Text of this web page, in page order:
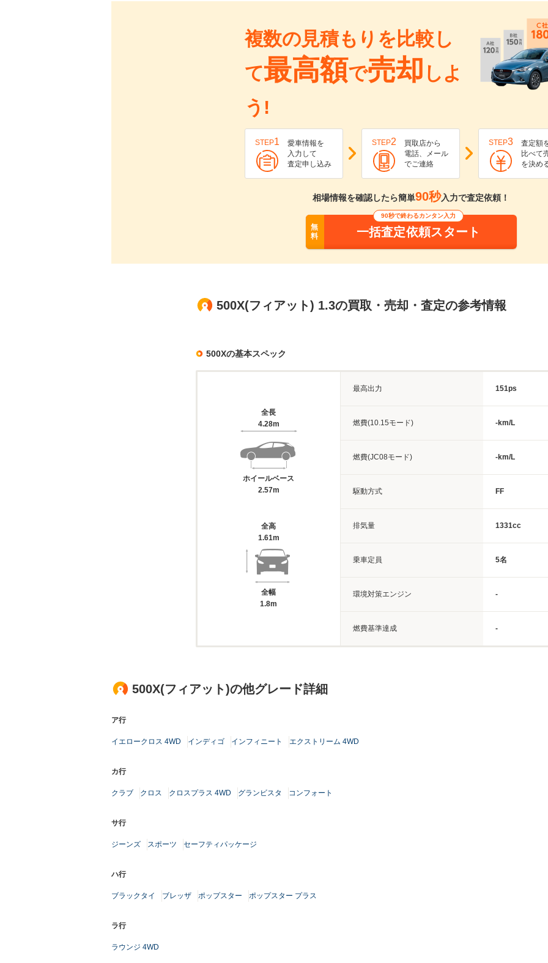
複数の見積もりを比較し
て最高額で売却 しよ
う!
STEP1
愛車情報を
入力して
査定申し込み
STEP2
買取店から
電話、メール
でご連絡
STEP3
査定額
比べて
を決め
相場情報を確認したら簡単90秒入力で査定依頼！
無
料
90秒で終わるカンタン入力
一括査定依頼スタート
500X(フィアット) 1.3の買取・売却・査定の参考情報
500Xの基本スペック
全長
4.28m
ホイールベース
2.57m
全高
1.61m
全幅
1.8m
最高出力 151ps
燃費(10.15モード) -km/L
燃費(JC08モード) -km/L
駆動方式 FF
排気量 1331cc
乗車定員 5名
環境対策エンジン -
燃費基準達成 -
500X(フィアット)の他グレード詳細
ア行
イエロークロス 4WD インディゴ インフィニート エクストリーム 4WD
カ行
クラブ クロス クロスプラス 4WD グランビスタ コンフォート
サ行
ジーンズ スポーツ セーフティパッケージ
ハ行
ブラックタイ ブレッザ ポップスター ポップスター プラス
ラ行
ラウンジ 4WD